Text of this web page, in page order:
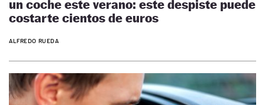
un coche este verano: este despiste puede
costarte cientos de euros
ALFREDO RUEDA